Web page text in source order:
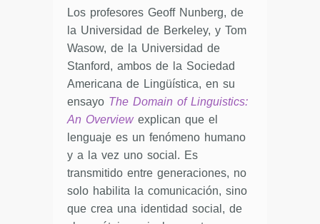
Los profesores Geoff Nunberg, de
la Universidad de Berkeley, y Tom
Wasow, de la Universidad de
Stanford, ambos de la Sociedad
Americana de Lingüística, en su
ensayo The Domain of Linguistics:
An Overviewexplican que el
lenguaje es un fenómeno humano
y a la vez uno social. Es
transmitido entre generaciones, no
solo habilita la comunicación, sino
que crea una identidad social, de